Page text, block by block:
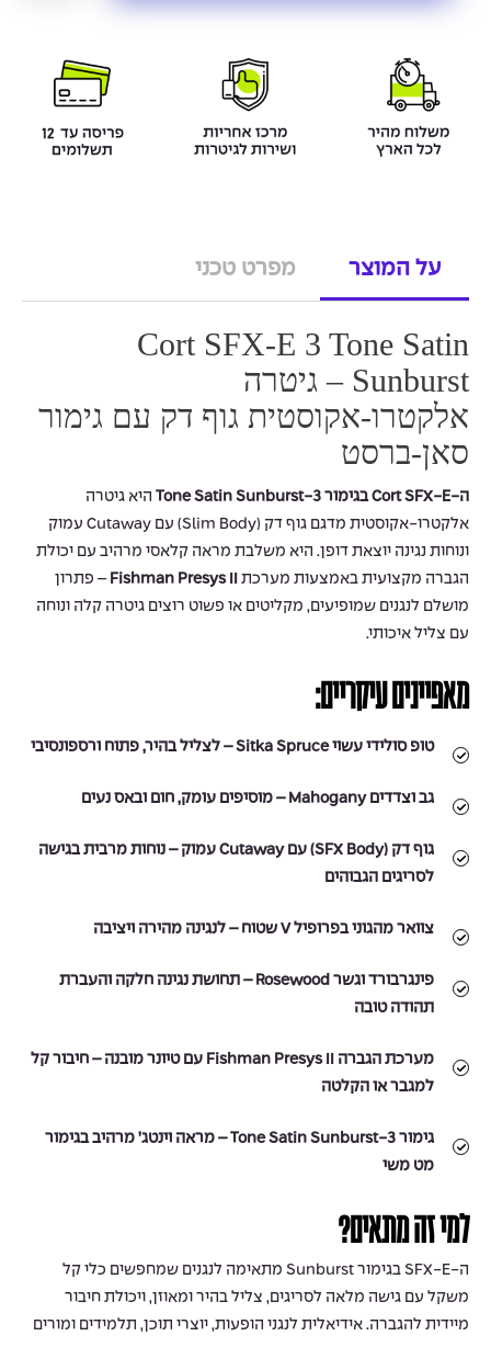
על המוצר מפרט טכני
Cort SFX-E 3 Tone Satin
Sunburst – גיטרה
אלקטרו-אקוסטית גוף דק עם גימור
סאן-ברסט
ה-Cort SFX-E בגימור 3-Tone Satin Sunburst
היא גיטרה
אלקטרו-אקוסטית מדגם גוף דק (Slim Body) עם Cutaway עמוק
ונוחות נגינה יוצאת דופן. היא משלבת מראה קלאסי מרהיב עם יכולת
הגברה מקצועית באמצעות מערכת
Fishman Presys II – פתרון
מושלם לנגנים שמופיעים, מקליטים או פשוט רוצים גיטרה קלה ונוחה
עם צליל איכותי.
מאפיינים עיקריים:
טופ סולידי עשוי Sitka Spruce – לצליל בהיר, פתוח ורספונסיבי
גב וצדדים Mahogany – מוסיפים עומק, חום ובאס נעים
גוף דק (SFX Body) עם Cutaway עמוק – נוחות מרבית בגישה
לסריגים הגבוהים
צוואר מהגוני בפרופיל V שטוח – לנגינה מהירה ויציבה
פינגרבורד וגשר Rosewood – תחושת נגינה חלקה והעברת
תהודה טובה
מערכת הגברה Fishman Presys II עם טיונר מובנה – חיבור קל
למגבר או הקלטה
גימור 3-Tone Satin Sunburst – מראה וינטג’ מרהיב בגימור
מט משי
למי זה מתאים?
ה-SFX-E בגימור Sunburst מתאימה לנגנים שמחפשים כלי קל
משקל עם גישה מלאה לסריגים, צליל בהיר ומאוזן, ויכולת חיבור
מיידית להגברה. אידיאלית לנגני הופעות, יוצרי תוכן, תלמידים ומורים